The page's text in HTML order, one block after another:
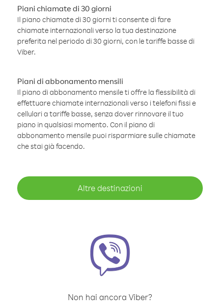
Piani chiamate di 30 giorni
Il piano chiamate di 30 giorni ti consente di fare
chiamate internazionali verso la tua destinazione
preferita nel periodo di 30 giorni, con le tariffe basse di
Viber.
Piani di abbonamento mensili
Il piano di abbonamento mensile ti offre la flessibilità di
effettuare chiamate internazionali verso i telefoni fissi e
cellulari a tariffe basse, senza dover rinnovare il tuo
piano in qualsiasi momento. Con il piano di
abbonamento mensile puoi risparmiare sulle chiamate
che stai già facendo.
Altre destinazioni
Non hai ancora Viber?